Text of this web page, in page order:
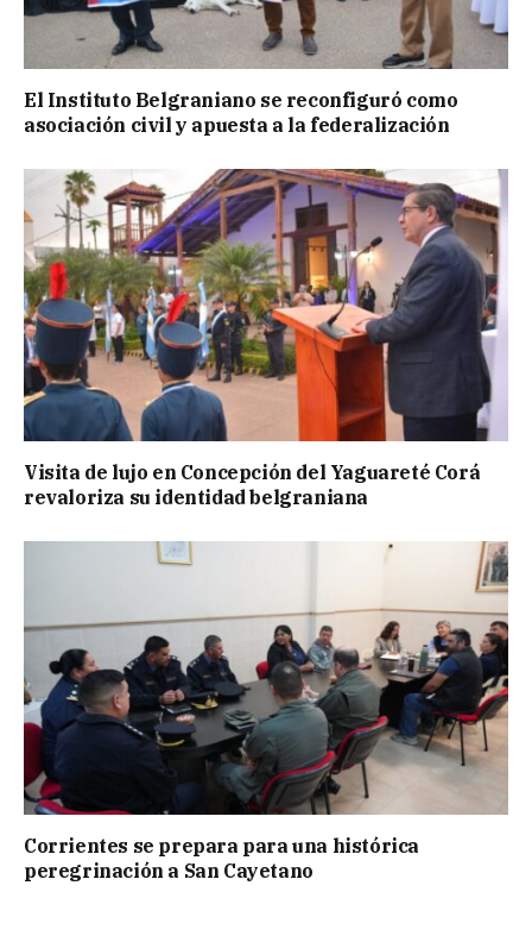
El Instituto Belgraniano se reconfiguró como
asociación civil y apuesta a la federalización
Visita de lujo en Concepción del Yaguareté Corá
revaloriza su identidad belgraniana
Corrientes se prepara para una histórica
peregrinación a San Cayetano